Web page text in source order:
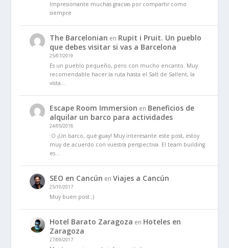
Impresionante muchas gracias por compartir como
siempre
The Barcelonian en Rupit i Pruit. Un pueblo
que debes visitar si vas a Barcelona
25/07/2019
Es un pueblo pequeño, pero con mucho encanto. Muy
recomendable hacer la ruta hasta el Salt de Sallent, la
vista…
Escape Room Immersion en Beneficios de
alquilar un barco para actividades
24/05/2018
:O ¡Un barco, qué guay! Muy interesante este post, estoy
muy de acuerdo con vuestra perspectiva. El team building
es…
SEO en Cancún enViajes a Cancún
25/10/2017
Muy buen post ;)
Hotel Barato Zaragoza en Hoteles en
Zaragoza
27/09/2017